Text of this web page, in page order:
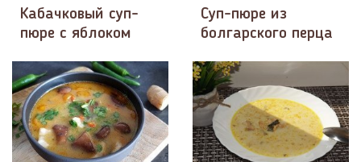
Кабачковый суп-
пюре с яблоком
Суп-пюре из
болгарского перца